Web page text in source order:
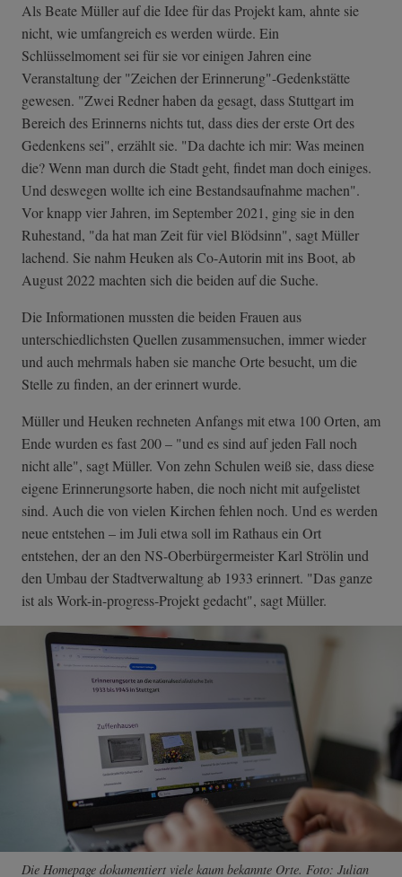
Als Beate Müller auf die Idee für das Projekt kam, ahnte sie
nicht, wie umfangreich es werden würde. Ein
Schlüsselmoment sei für sie vor einigen Jahren eine
Veranstaltung der "Zeichen der Erinnerung"-Gedenkstätte
gewesen. "Zwei Redner haben da gesagt, dass Stuttgart im
Bereich des Erinnerns nichts tut, dass dies der erste Ort des
Gedenkens sei", erzählt sie. "Da dachte ich mir: Was meinen
die? Wenn man durch die Stadt geht, findet man doch einiges.
Und deswegen wollte ich eine Bestandsaufnahme machen".
Vor knapp vier Jahren, im September 2021, ging sie in den
Ruhestand, "da hat man Zeit für viel Blödsinn", sagt Müller
lachend. Sie nahm Heuken als Co-Autorin mit ins Boot, ab
August 2022 machten sich die beiden auf die Suche.
Die Informationen mussten die beiden Frauen aus
unterschiedlichsten Quellen zusammensuchen, immer wieder
und auch mehrmals haben sie manche Orte besucht, um die
Stelle zu finden, an der erinnert wurde.
Müller und Heuken rechneten Anfangs mit etwa 100 Orten, am
Ende wurden es fast 200 – "und es sind auf jeden Fall noch
nicht alle", sagt Müller. Von zehn Schulen weiß sie, dass diese
eigene Erinnerungsorte haben, die noch nicht mit aufgelistet
sind. Auch die von vielen Kirchen fehlen noch. Und es werden
neue entstehen – im Juli etwa soll im Rathaus ein Ort
entstehen, der an den NS-Oberbürgermeister Karl Strölin und
den Umbau der Stadtverwaltung ab 1933 erinnert. "Das ganze
ist als Work-in-progress-Projekt gedacht", sagt Müller.
Die Homepage dokumentiert viele kaum bekannte Orte. Foto: Julian